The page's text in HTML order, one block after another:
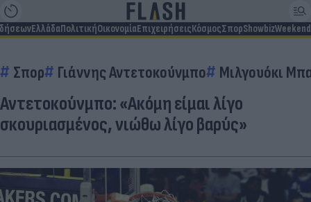
ΕλλάδαΠολιτικήΟικονομίαΕπιχειρήσειςΚόσμοςΣπορShowbizWeekend
Σπορ Γιάννης Αντετοκούνμπο Μιλγουόκι
Αντετοκούνμπο: «Ακόμη είμαι λίγο
σκουριασμένος, νιώθω λίγο βαρύς»